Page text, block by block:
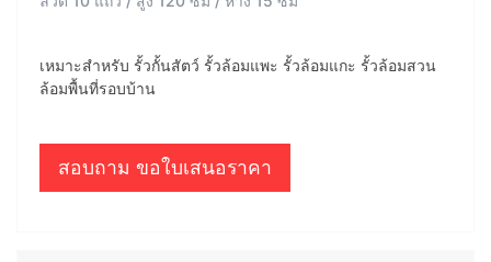
เหมาะสำหรับ รั้วกั้นสัตว์ รั้วล้อมแพะ รั้วล้อมแกะ รั้วล้อมสวน
ล้อมพื้นที่รอบบ้าน
สอบถาม ขอใบเสนอราคา